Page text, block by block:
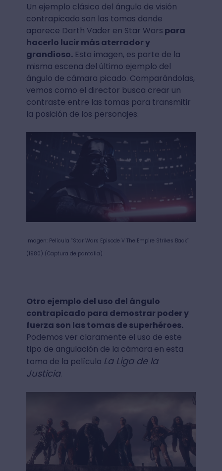
Un ejemplo clásico del ángulo de visión
contrapicado son las tomas donde
aparece Darth Vader en Star Wars para
hacerlo lucir más aterrador y
grandioso.Esta imagen, es parte de la
misma escena del último ejemplo del
ángulo de cámara picado. Comparándolas,
vemos como el director busca crear un
contraste entre las tomas para transmitir
la posición de los personajes.
Imagen: Película “Star Wars Episode V The Empire Strikes Back”
(1980) (Captura de pantalla)
Otro ejemplo del uso del ángulo
contrapicado para demostrar poder y
fuerza son las tomas de superhéroes.
Podemos ver claramente el uso de este
tipo de angulación de la cámara en esta
toma de la película La Liga de la
Justicia.